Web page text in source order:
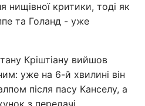
нищівної критики, тоді як
та Голанд - уже
Кріштіану вийшов
уже на 6-й хвилині він
після пасу Канселу, а
з передачі